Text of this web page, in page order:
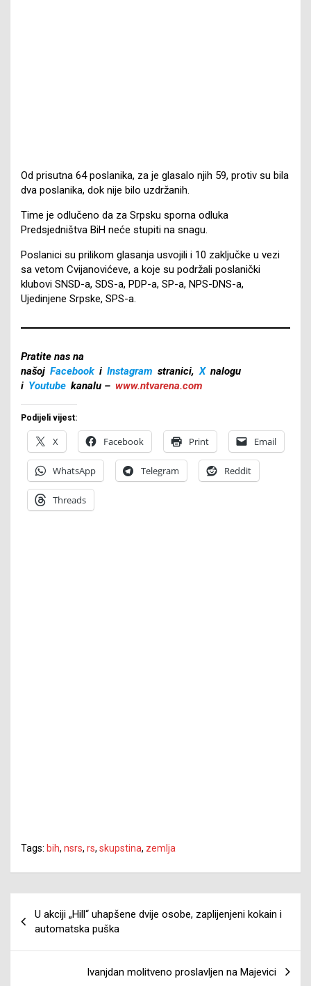
Od prisutna 64 poslanika, za je glasalo njih 59, protiv su bila
dva poslanika, dok nije bilo uzdržanih.
Time je odlučeno da za Srpsku sporna odluka
Predsjedništva BiH neće stupiti na snagu.
Poslanici su prilikom glasanja usvojili i 10 zaključke u vezi
sa vetom Cvijanovićeve, a koje su podržali poslanički
klubovi SNSD-a, SDS-a, PDP-a, SP-a, NPS-DNS-a,
Ujedinjene Srpske, SPS-a.
Pratite nas na
našoj Facebook i Instagram stranici, X nalogu
i Youtube kanalu – www.ntvarena.com
Podijeli vijest:
X Facebook Print Email
WhatsApp Telegram Reddit
Threads
Tags: bih, nsrs, rs, skupstina, zemlja
članaka
U akciji „Hill“ uhapšene dvije osobe, zaplijenjeni kokain i
automatska puška
Ivanjdan molitveno proslavljen na Majevici